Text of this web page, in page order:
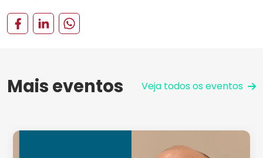
Mais eventos Veja todos os eventos